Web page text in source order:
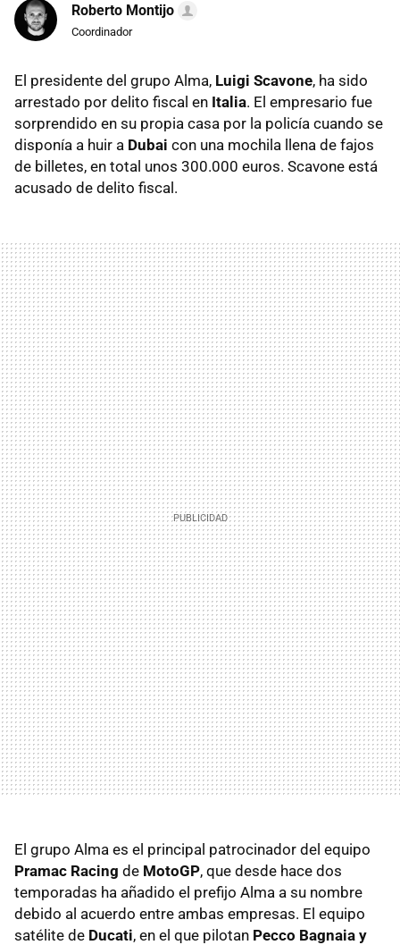
Roberto Montijo
Coordinador
El presidente del grupo Alma, Luigi Scavone, ha sido
arrestado por delito fiscal en Italia. El empresario fue
sorprendido en su propia casa por la policía cuando se
disponía a huir a Dubai con una mochila llena de fajos
de billetes, en total unos 300.000 euros. Scavone está
acusado de delito fiscal.
El grupo Alma es el principal patrocinador del equipo
Pramac Racing de MotoGP, que desde hace dos
temporadas ha añadido el prefijo Alma a su nombre
debido al acuerdo entre ambas empresas. El equipo
satélite de Ducati, en el que pilotan Pecco Bagnaia y